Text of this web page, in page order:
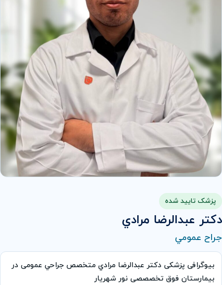
پزشک تایید شده
دكتر عبدالرضا مرادي
جراح عمومي
بیوگرافی پزشکی دكتر عبدالرضا مرادي متخصص جراحي عمومی در
بیمارستان فوق تخصصصی نور شهریار